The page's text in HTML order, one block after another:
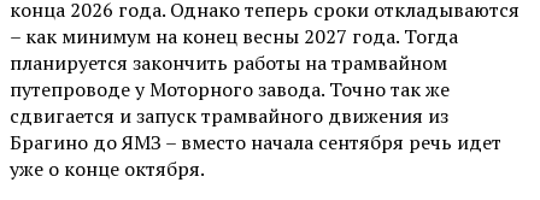
конца 2026 года. Однако теперь сроки откладываются
– как минимум на конец весны 2027 года. Тогда
планируется закончить работы на трамвайном
путепроводе у Моторного завода. Точно так же
сдвигается и запуск трамвайного движения из
Брагино до ЯМЗ – вместо начала сентября речь идет
уже о конце октября.